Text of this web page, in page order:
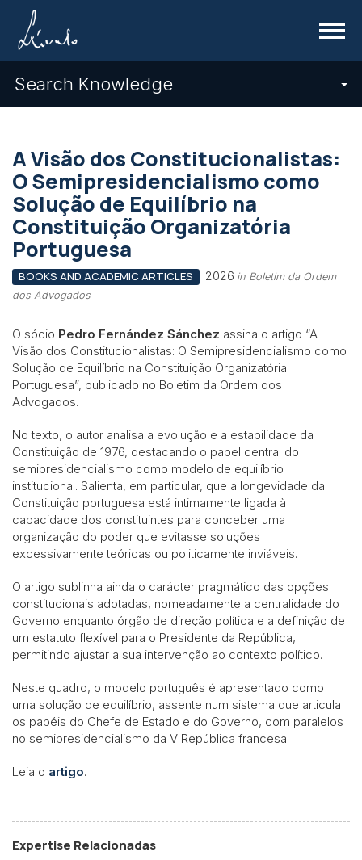
Menu
Search Knowledge
A Visão dos Constitucionalistas:
O Semipresidencialismo como
Solução de Equilíbrio na
Constituição Organizatória
Portuguesa
BOOKS AND ACADEMIC ARTICLES 2026 in Boletim da Ordem
dos Advogados
O sócio Pedro Fernández Sánchez assina o artigo “A
Visão dos Constitucionalistas: O Semipresidencialismo como
Solução de Equilíbrio na Constituição Organizatória
Portuguesa”, publicado no Boletim da Ordem dos
Advogados.
No texto, o autor analisa a evolução e a estabilidade da
Constituição de 1976, destacando o papel central do
semipresidencialismo como modelo de equilíbrio
institucional. Salienta, em particular, que a longevidade da
Constituição portuguesa está intimamente ligada à
capacidade dos constituintes para conceber uma
organização do poder que evitasse soluções
excessivamente teóricas ou politicamente inviáveis.
O artigo sublinha ainda o carácter pragmático das opções
constitucionais adotadas, nomeadamente a centralidade do
Governo enquanto órgão de direção política e a definição de
um estatuto flexível para o Presidente da República,
permitindo ajustar a sua intervenção ao contexto político.
Neste quadro, o modelo português é apresentado como
uma solução de equilíbrio, assente num sistema que articula
os papéis do Chefe de Estado e do Governo, com paralelos
no semipresidencialismo da V República francesa.
Leia o artigo.
Expertise Relacionadas